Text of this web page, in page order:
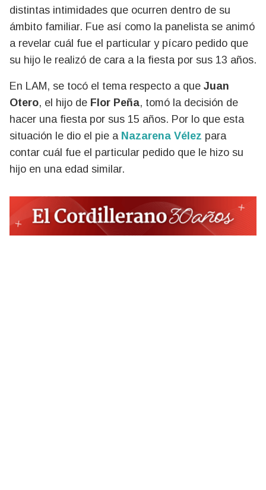
distintas intimidades que ocurren dentro de su
ámbito familiar. Fue así como la panelista se animó
a revelar cuál fue el particular y pícaro pedido que
su hijo le realizó de cara a la fiesta por sus 13 años.
En LAM, se tocó el tema respecto a que Juan
Otero, el hijo de Flor Peña, tomó la decisión de
hacer una fiesta por sus 15 años. Por lo que esta
situación le dio el pie a Nazarena Vélez para
contar cuál fue el particular pedido que le hizo su
hijo en una edad similar.